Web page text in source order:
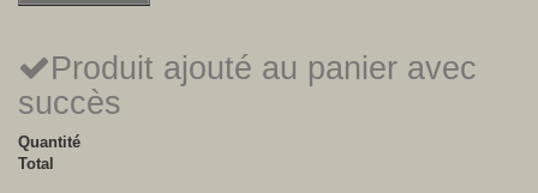
Produit ajouté au panier avec
succès
Quantité
Total